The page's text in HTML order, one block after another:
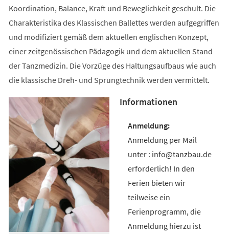
Koordination, Balance, Kraft und Beweglichkeit geschult. Die
Charakteristika des Klassischen Ballettes werden aufgegriffen
und modifiziert gemäß dem aktuellen englischen Konzept,
einer zeitgenössischen Pädagogik und dem aktuellen Stand
der Tanzmedizin. Die Vorzüge des Haltungsaufbaus wie auch
die klassische Dreh- und Sprungtechnik werden vermittelt.
Informationen
Anmeldung per Mail
unter : info@tanzbau.de
erforderlich! In den
Ferien bieten wir
teilweise ein
Ferienprogramm, die
Anmeldung hierzu ist